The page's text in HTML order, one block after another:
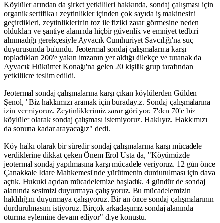
Köylüler arından da şirket yetkilileri hakkında, sondaj çalışması için
organik sertifikalı zeytinlikler içinden çok sayıda iş makinesini
geçirdikleri, zeytinliklerinin toz ile fiziki zarar görmesine neden
oldukları ve şantiye alanında hiçbir güvenlik ve emniyet tedbiri
alınmadığı gerekçesiyle Ayvacık Cumhuriyet Savcılığı'na suç
duyurusunda bulundu. Jeotermal sondaj çalışmalarına karşı
topladıkları 200'e yakın imzanın yer aldığı dilekçe ve tutanak da
Ayvacık Hükümet Konağı'na gelen 20 kişilik grup tarafından
yetkililere teslim edildi.
Jeotermal sondaj çalışmalarına karşı çıkan köylülerden Gülden
Şenol, "Biz hakkımızı aramak için buradayız. Sondaj çalışmalarına
izin vermiyoruz. Zeytinliklerimiz zarar görüyor. 7'den 70'e biz
köylüler olarak sondaj çalışması istemiyoruz. Haklıyız. Hakkımızı
da sonuna kadar arayacağız" dedi.
Köy halkı olarak bir süredir sondaj çalışmalarına karşı mücadele
verdiklerine dikkat çeken Önem Erol Usta da, "Köyümüzde
jeotermal sondaj yapılmasına karşı mücadele veriyoruz. 12 gün önce
Çanakkale İdare Mahkemesi'nde yürütmenin durdurulması için dava
açtık. Hukuki açıdan mücadelemize başladık. 4 gündür de sondaj
alanında sesimizi duyurmaya çalışıyoruz. Bu mücadelemizin
haklılığını duyurmaya çalışıyoruz. Bir an önce sondaj çalışmalarının
durdurulmasını istiyoruz. Birçok arkadaşımız sondaj alanında
oturma eylemine devam ediyor" diye konuştu.